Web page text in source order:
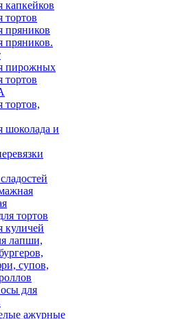
капкейков
тортов
пряников
пряников.
пирожных
тортов
тортов,
шоколада и
тортов
куличей
лапши,
супов,
для
ажурные